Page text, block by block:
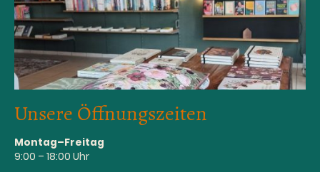
Unsere Öffnungszeiten
Montag–Freitag
9:00 – 18:00 Uhr